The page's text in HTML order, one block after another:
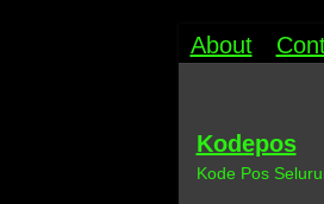
About
Kodepos
Kode Pos